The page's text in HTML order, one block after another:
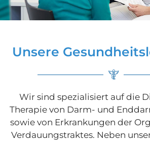
Unsere
Wir sind spezialisiert auf die
Therapie von Darm- und
sowie von Erkrankungen der
Verdauungstraktes. Neben